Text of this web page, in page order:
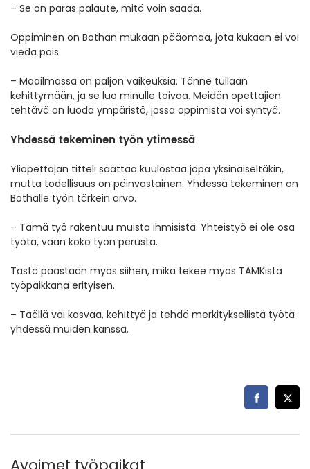
– Se on paras palaute, mitä voin saada.
Oppiminen on Bothan mukaan pääomaa, jota kukaan ei voi
viedä pois.
– Maailmassa on paljon vaikeuksia. Tänne tullaan
kehittymään, ja se luo minulle toivoa. Meidän opettajien
tehtävä on luoda ympäristö, jossa oppimista voi syntyä.
Yhdessä tekeminen työn ytimessä
Yliopettajan titteli saattaa kuulostaa jopa yksinäiseltäkin,
mutta todellisuus on päinvastainen. Yhdessä tekeminen on
Bothalle työn tärkein arvo.
– Tämä työ rakentuu muista ihmisistä. Yhteistyö ei ole osa
työtä, vaan koko työn perusta.
Tästä päästään myös siihen, mikä tekee myös TAMKista
työpaikkana erityisen.
– Täällä voi kasvaa, kehittyä ja tehdä merkityksellistä työtä
yhdessä muiden kanssa.
Avoimet työpaikat